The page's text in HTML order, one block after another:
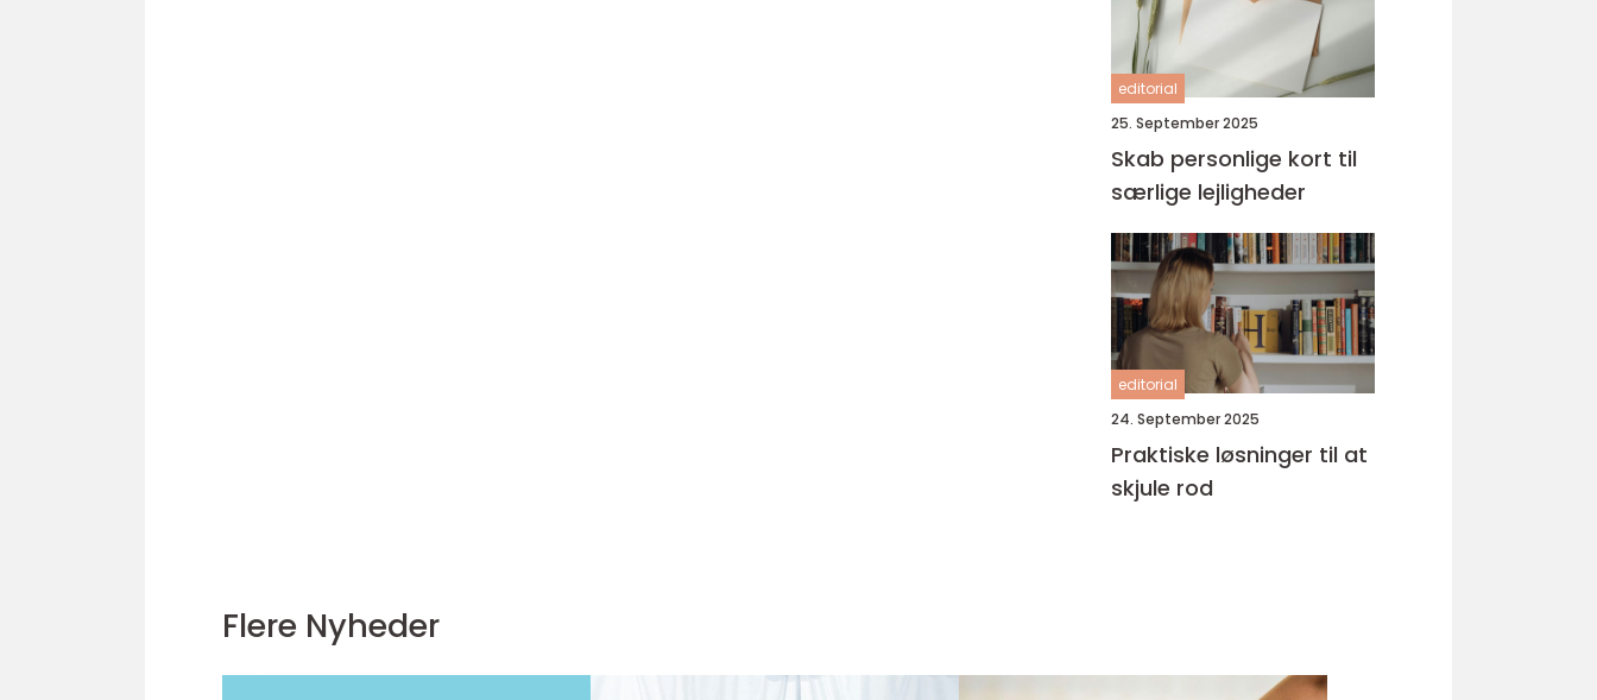
editorial
25. September 2025
Skab personlige kort til
særlige lejligheder
editorial
24. September 2025
Praktiske løsninger til at
skjule rod
Flere Nyheder